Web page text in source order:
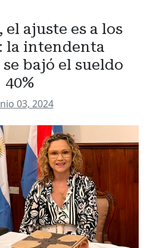
ajuste es a los
la intendenta
bajó el sueldo
40%
03, 2024